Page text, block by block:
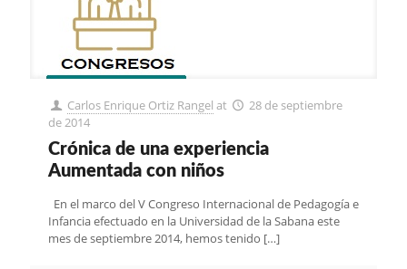
Carlos Enrique Ortiz Rangel at
28 de septiembre
de 2014
Crónica de una experiencia
Aumentada con niños
En el marco del V Congreso Internacional de Pedagogía e
Infancia efectuado en la Universidad de la Sabana este
mes de septiembre 2014, hemos tenido […]